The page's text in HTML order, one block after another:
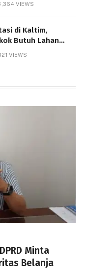
VIEWS
di Kaltim,
Butuh Lahan
VIEWS
Minta
Belanja